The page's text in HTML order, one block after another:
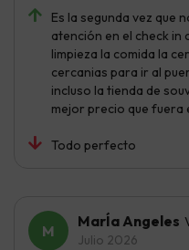
Es la segunda vez que
atención en el check
limpieza la comida la
cercanias para ir al
incluso la tienda de
mejor precio que fuera
Todo perfecto
MarÍa Angeles
Julio 2026